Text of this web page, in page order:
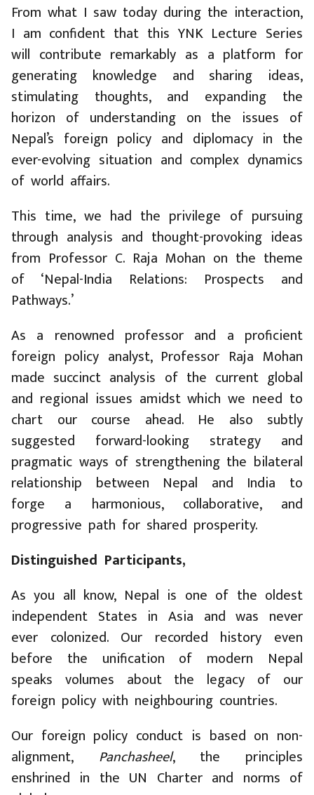
From what I saw today during the interaction,
I am confident that this YNK Lecture Series
will contribute remarkably as a platform for
generating knowledge and sharing ideas,
stimulating thoughts, and expanding the
horizon of understanding on the issues of
Nepal’s foreign policy and diplomacy in the
ever-evolving situation and complex dynamics
of world affairs.
This time, we had the privilege of pursuing
through analysis and thought-provoking ideas
from Professor C. Raja Mohan on the theme
of ‘Nepal-India Relations: Prospects and
Pathways.’
As a renowned professor and a proficient
foreign policy analyst, Professor Raja Mohan
made succinct analysis of the current global
and regional issues amidst which we need to
chart our course ahead. He also subtly
suggested forward-looking strategy and
pragmatic ways of strengthening the bilateral
relationship between Nepal and India to
forge a harmonious, collaborative, and
progressive path for shared prosperity.
Distinguished Participants,
As you all know, Nepal is one of the oldest
independent States in Asia and was never
ever colonized. Our recorded history even
before the unification of modern Nepal
speaks volumes about the legacy of our
foreign policy with neighbouring countries.
Our foreign policy conduct is based on non-
alignment, Panchasheel, the principles
enshrined in the UN Charter and norms of